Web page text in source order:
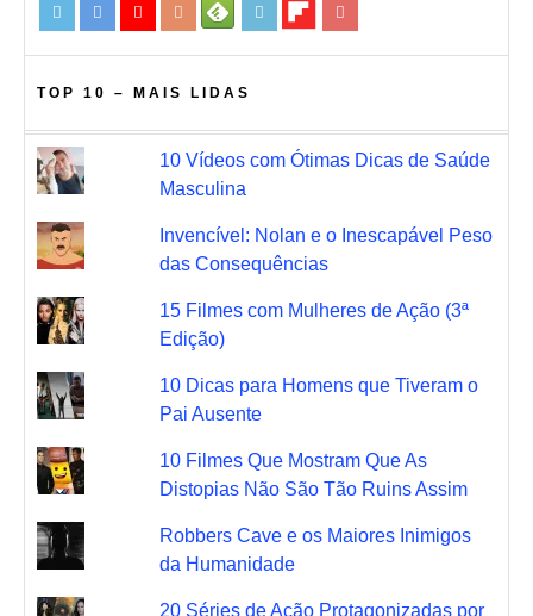
TOP 10 – MAIS LIDAS
10 Vídeos com Ótimas Dicas de Saúde
Masculina
Invencível: Nolan e o Inescapável Peso
das Consequências
15 Filmes com Mulheres de Ação (3ª
Edição)
10 Dicas para Homens que Tiveram o
Pai Ausente
10 Filmes Que Mostram Que As
Distopias Não São Tão Ruins Assim
Robbers Cave e os Maiores Inimigos
da Humanidade
20 Séries de Ação Protagonizadas por